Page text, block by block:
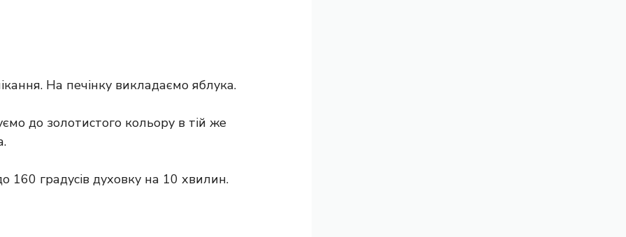
На печінку викладаємо яблука.
до золотистого кольору в тій же
160 градусів духовку на 10 хвилин.